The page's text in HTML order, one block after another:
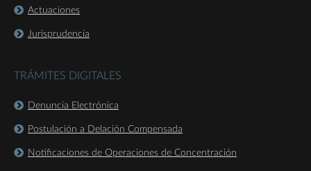
Actuaciones
Jurisprudencia
TRÁMITES DIGITALES
Denuncia Electrónica
Postulación a Delación Compensada
Notificaciones de Operaciones de Concentración